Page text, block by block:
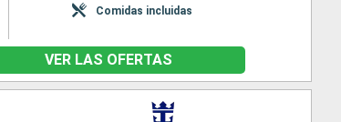
Comidas incluidas
VER LAS OFERTAS